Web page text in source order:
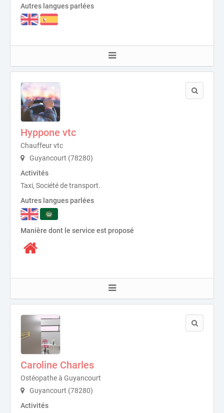
Autres langues parlées
Hyppone vtc
Chauffeur vtc
Guyancourt (78280)
Activités
Taxi, Société de transport.
Autres langues parlées
Manière dont le service est proposé
Caroline Charles
Ostéopathe à Guyancourt
Guyancourt (78280)
Activités